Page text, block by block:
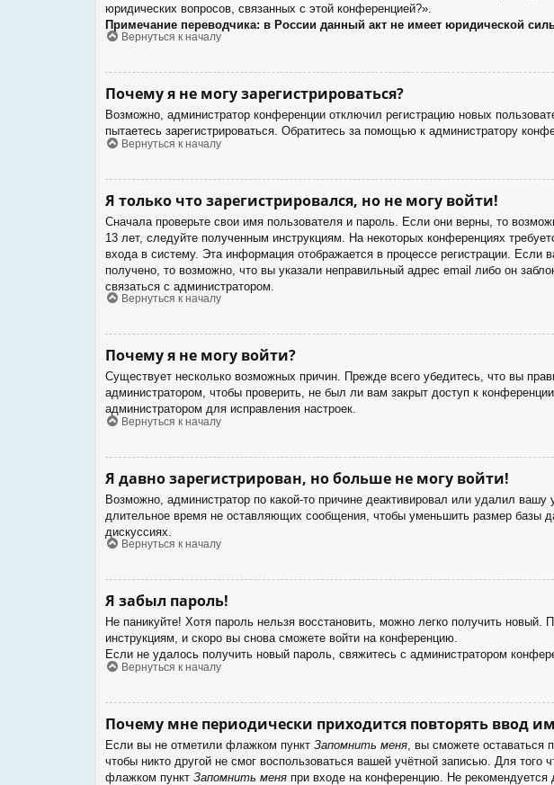
юридических вопросов, связанных с этой конференцией?».
Примечание переводчика: в России данный акт не имеет юридической
Вернуться к началу
Почему я не могу зарегистрироваться?
Возможно, администратор конференции отключил регистрацию новых
пытаетесь зарегистрироваться. Обратитесь за помощью к администратору
Вернуться к началу
Я только что зарегистрировался, но не могу войти!
Сначала проверьте свои имя пользователя и пароль. Если они верны, то
13 лет, следуйте полученным инструкциям. На некоторых конференциях
входа в систему. Эта информация отображается в процессе регистрации.
получено, то возможно, что вы указали неправильный адрес email либо он
связаться с администратором.
Вернуться к началу
Почему я не могу войти?
Существует несколько возможных причин. Прежде всего убедитесь, что вы
администратором, чтобы проверить, не был ли вам закрыт доступ к
администратором для исправления настроек.
Вернуться к началу
Я давно зарегистрирован, но больше не могу войти!
Возможно, администратор по какой-то причине деактивировал или удалил
длительное время не оставляющих сообщения, чтобы уменьшить размер базы
дискуссиях.
Вернуться к началу
Я забыл пароль!
Не паникуйте! Хотя пароль нельзя восстановить, можно легко получить
инструкциям, и скоро вы снова сможете войти на конференцию.
Если не удалось получить новый пароль, свяжитесь с администратором
Вернуться к началу
Почему мне периодически приходится повторять ввод
Если вы не отметили флажком пункт Запомнить меня , вы сможете оставаться
чтобы никто другой не смог воспользоваться вашей учётной записью. Для
флажком пункт Запомнить меня при входе на конференцию. Не рекомендуется